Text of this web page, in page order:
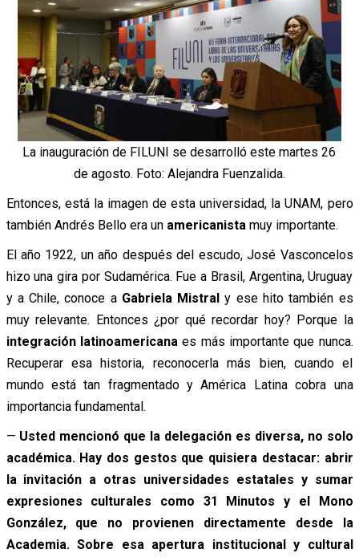
La inauguración de FILUNI se desarrolló este martes 26
de agosto. Foto: Alejandra Fuenzalida.
Entonces, está la imagen de esta universidad, la UNAM, pero
también Andrés Bello era un americanista muy importante.
El año 1922, un año después del escudo, José Vasconcelos
hizo una gira por Sudamérica. Fue a Brasil, Argentina, Uruguay
y a Chile, conoce a Gabriela Mistral y ese hito también es
muy relevante. Entonces ¿por qué recordar hoy? Porque la
integración latinoamericanaes más importante que nunca.
Recuperar esa historia, reconocerla más bien, cuando el
mundo está tan fragmentado y América Latina cobra una
importancia fundamental.
— Usted mencionó que la delegación es diversa, no solo
académica. Hay dos gestos que quisiera destacar: abrir
la invitación a otras universidades estatales y sumar
expresiones culturales como 31 Minutos y el Mono
González, que no provienen directamente desde la
Academia. Sobre esa apertura institucional y cultural